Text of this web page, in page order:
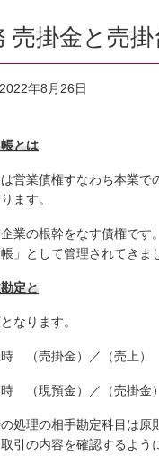
売掛金と売掛
2022年8月26日
とは
営業債権すなわち本業で
ます。
業の根幹をなす債権で
」として管理されてきま
定と
なります。
（売掛金）／（売上）
（現預金）／（売掛金）
処理の相手勘定科目は
引の内容を確認するよう